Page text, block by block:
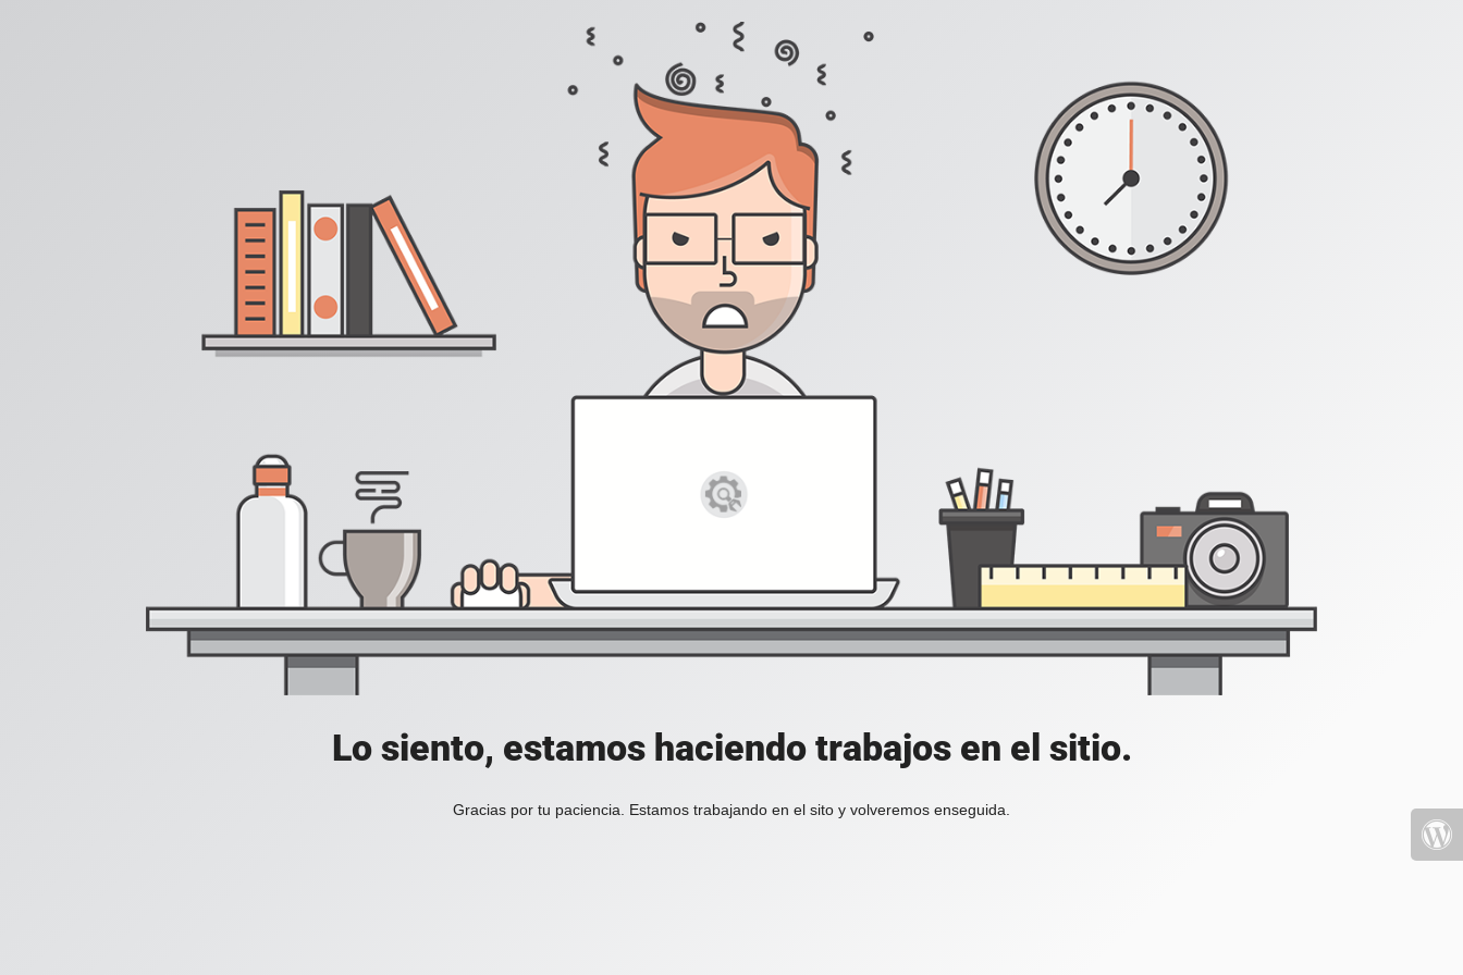
Lo siento, estamos haciendo trabajos en el sitio.
Gracias por tu paciencia. Estamos trabajando en el sito y volveremos enseguida.